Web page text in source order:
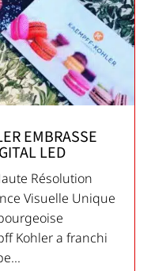
EMBRASSE
LED
Résolution
Visuelle Unique
Kohler a franchi